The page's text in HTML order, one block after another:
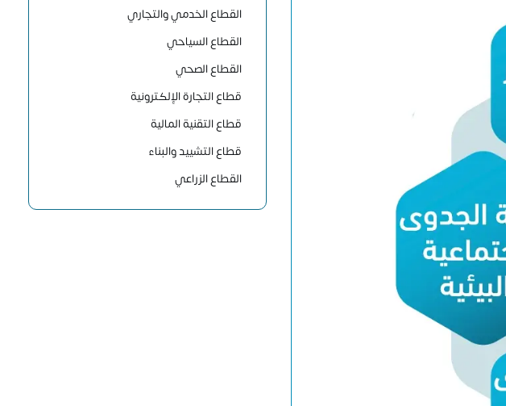
القطاع الخدمي والتجاري
القطاع السياحي
القطاع الصحي
قطاع التجارة الإلكترونية
قطاع التقنية المالية
قطاع التشييد والبناء
القطاع الزراعي